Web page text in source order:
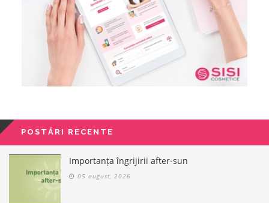
POSTĂRI RECENTE
Importanța îngrijirii after-sun
05 august, 2026